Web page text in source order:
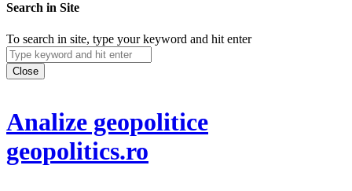
Search in Site
To search in site, type your keyword and hit enter
Close
Analize geopolitice
geopolitics.ro